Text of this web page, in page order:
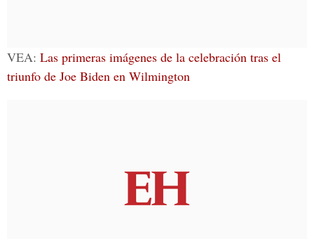
VEA: Las primeras imágenes de la celebración tras el
triunfo de Joe Biden en Wilmington